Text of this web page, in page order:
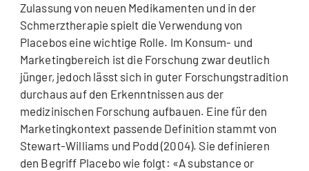
Zulassung von neuen Medikamenten und in der
Schmerztherapie spielt die Verwendung von
Placebos eine wichtige Rolle. Im Konsum- und
Marketingbereich ist die Forschung zwar deutlich
jünger, jedoch lässt sich in guter Forschungstradition
durchaus auf den Erkenntnissen aus der
medizinischen Forschung aufbauen. Eine für den
Marketingkontext passende Definition stammt von
Stewart-Williams und Podd (2004). Sie definieren
den Begriff Placebo wie folgt: «A substance or